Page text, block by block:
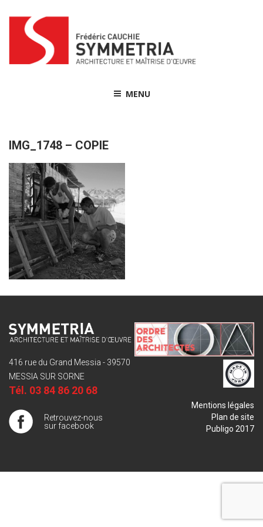
content
MENU
IMG_1748 – COPIE
416 rue du Grand Messia - 39570
MESSIA SUR SORNE
Tél. 03 84 86 20 68
Retrouvez-nous
sur facebook
Mentions légales
Plan de site
Publigo 2017